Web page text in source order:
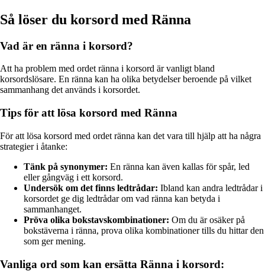
Så löser du korsord med Ränna
Vad är en ränna i korsord?
Att ha problem med ordet ränna i korsord är vanligt bland
korsordslösare. En ränna kan ha olika betydelser beroende på vilket
sammanhang det används i korsordet.
Tips för att lösa korsord med Ränna
För att lösa korsord med ordet ränna kan det vara till hjälp att ha några
strategier i åtanke:
Tänk på synonymer: En ränna kan även kallas för spår, led
eller gångväg i ett korsord.
Undersök om det finns ledtrådar: Ibland kan andra ledtrådar i
korsordet ge dig ledtrådar om vad ränna kan betyda i
sammanhanget.
Pröva olika bokstavskombinationer: Om du är osäker på
bokstäverna i ränna, prova olika kombinationer tills du hittar den
som ger mening.
Vanliga ord som kan ersätta Ränna i korsord: